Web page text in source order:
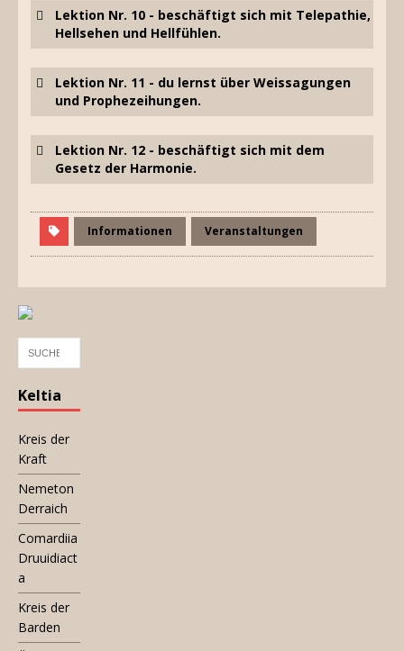
Lektion Nr. 10 - beschäftigt sich mit Telepathie,
Hellsehen und Hellfühlen.
Lektion Nr. 11 - du lernst über Weissagungen
und Prophezeihungen.
Lektion Nr. 12 - beschäftigt sich mit dem
Gesetz der Harmonie.
Informationen Veranstaltungen
Keltia
Kreis der
Kraft
Nemeton
Derraich
Comardiia
Druuidiact
a
Kreis der
Barden